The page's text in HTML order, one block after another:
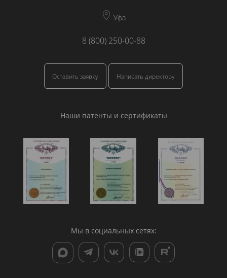
Уфа
8 (800) 250-00-88
Оставить заявку Написать директору
Наши патенты и сертификаты
Мы в социальных сетях: